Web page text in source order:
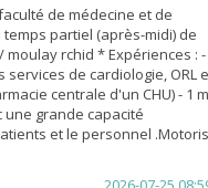
de médecine et de
partiel (après-midi) de
rchid * Expériences : -
de cardiologie, ORL
centrale d'un CHU) - 1
grande capacité
et le personnel